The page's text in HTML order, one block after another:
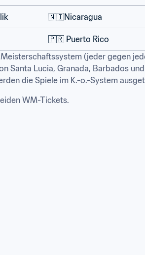
🇳🇮Nicaragua
🇵🇷 Puerto Rico
(jeder gegen
Santa Lucia, Granada, Barbados
die Spiele im K.-o.-System
WM-Tickets.